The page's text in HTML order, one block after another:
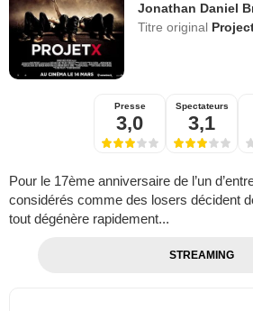
Jonathan Daniel
Titre original
Presse
3,0
Spectateurs
3,1
Pour le 17ème anniversaire de l’un
considérés comme des losers décident
tout dégénère rapidement...
STREAMING